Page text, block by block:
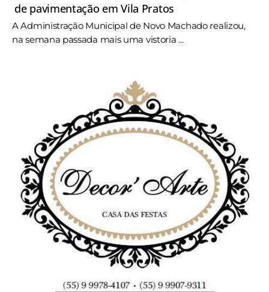
de pavimentação em Vila Pratos
A Administração Municipal de Novo Machado realizou,
na semana passada mais uma vistoria ...